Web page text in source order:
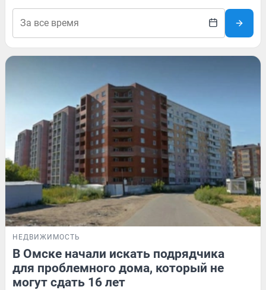
НЕДВИЖИМОСТЬ
В Омске начали искать подрядчика
для проблемного дома, который не
могут сдать 16 лет